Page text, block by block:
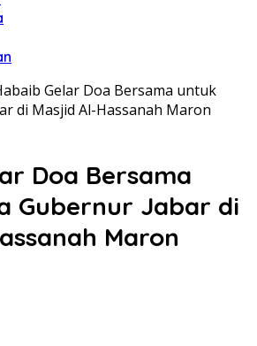
Gelar Doa Bersama untuk
di Masjid Al-Hassanah Maron
Doa Bersama
Gubernur Jabar di
Maron